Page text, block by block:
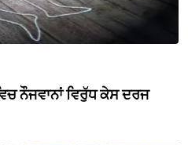
ਨੌਜਵਾਨਾਂ ਵਿਰੁੱਧ ਕੇਸ ਦਰਜ